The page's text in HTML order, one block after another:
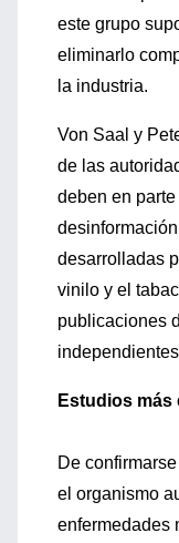
este grupo
eliminarlo
la industria.
Von Saal y
de las
deben en
desarrolladas
vinilo y el
publicaciones
Estudios
De
el organismo
enfermedades